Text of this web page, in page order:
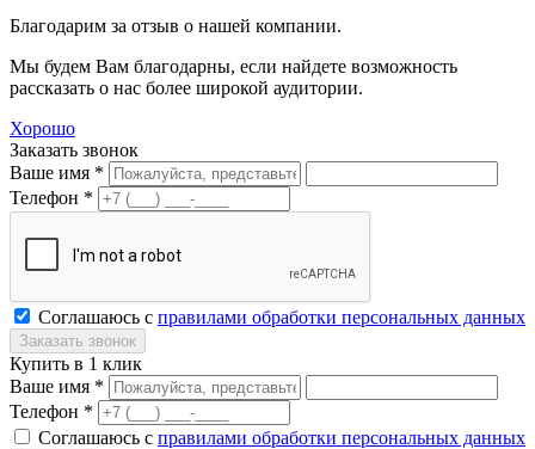
Благодарим за отзыв о нашей компании.
Мы будем Вам благодарны, если найдете возможность
рассказать о нас более широкой аудитории.
Хорошо
Заказать звонок
Ваше имя *
Телефон *
Соглашаюсь с правилами обработки персональных данных
Купить в 1 клик
Ваше имя *
Телефон *
Соглашаюсь с правилами обработки персональных данных